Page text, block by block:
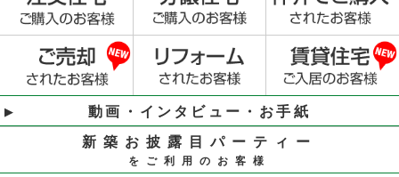
動画・インタビュー・お手紙
新築お披露目パーティー
をご利用のお客様